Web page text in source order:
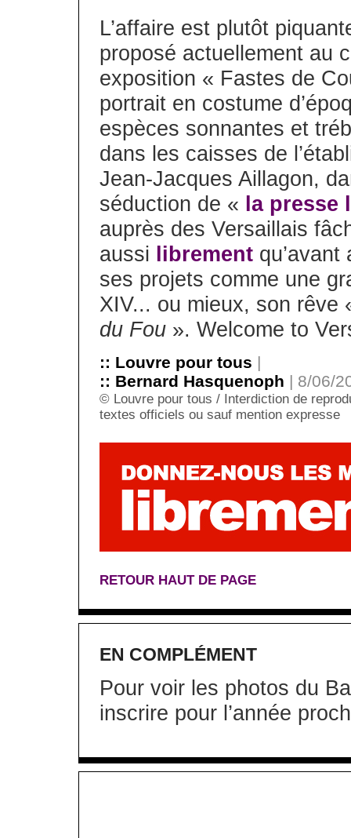
L’affaire est plutôt
proposé actuellement au
exposition « Fastes de
portrait en costume
espèces sonnantes et
dans les caisses de
Jean-Jacques Aillagon,
séduction de « la presse
auprès des Versaillais
aussi librement
ses projets comme une
XIV... ou mieux, son rêve
du Fou ». Welcome to
:: Louvre pour tous |
:: Bernard Hasquenoph | 8/06/
© Louvre pour tous / Interdiction de
textes officiels ou sauf mention expresse
RETOUR HAUT DE PAGE
EN COMPLÉMENT
Pour voir les photos du
inscrire pour l’année